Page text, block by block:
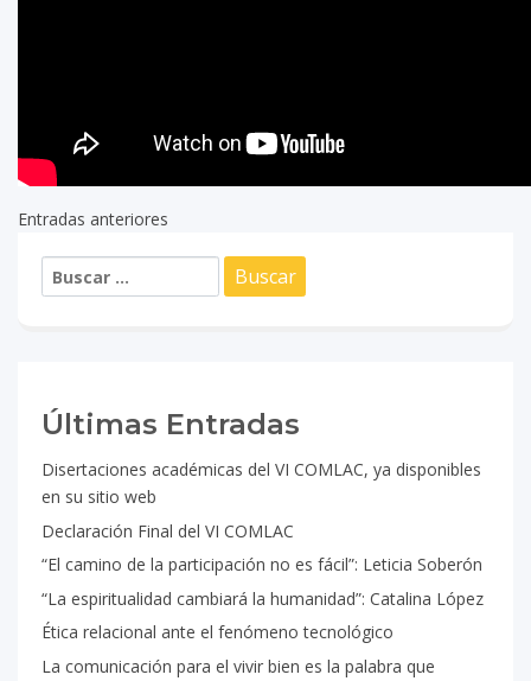
Navegación
de
Entradas anteriores
Buscar:
Últimas Entradas
Disertaciones académicas del VI COMLAC, ya disponibles
en su sitio web
Declaración Final del VI COMLAC
“El camino de la participación no es fácil”: Leticia Soberón
“La espiritualidad cambiará la humanidad”: Catalina López
Ética relacional ante el fenómeno tecnológico
La comunicación para el vivir bien es la palabra que